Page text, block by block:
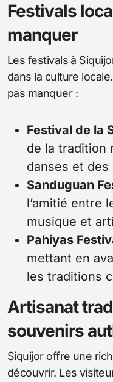
Festivals
manquer
Les festivals à
dans la culture
pas manquer :
Festival de la
de la tradition
danses et des
Sanduguan
l’amitié entre
musique et
Pahiyas
mettant en
les traditions
Artisanat
souvenirs
Siquijor offre une
découvrir. Les